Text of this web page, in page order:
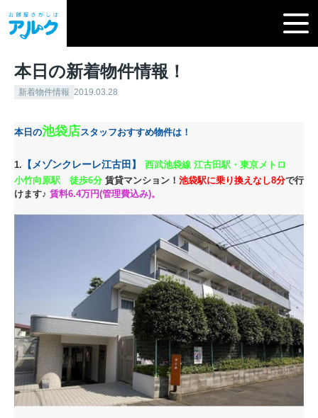
本日の新着物件情報！
新着物件情報 2019.03.28
本日の池袋店スタッフおすすめ物件は！
1. 【メゾンクレーレ江古田】
西武池袋線 江古田駅・東京メトロ
小竹向原駅 徒歩6分 賃貸マンション！ 池袋駅に乗り換えなし8分で行
けます♪ 賃料6.4万円(管理費込み)。